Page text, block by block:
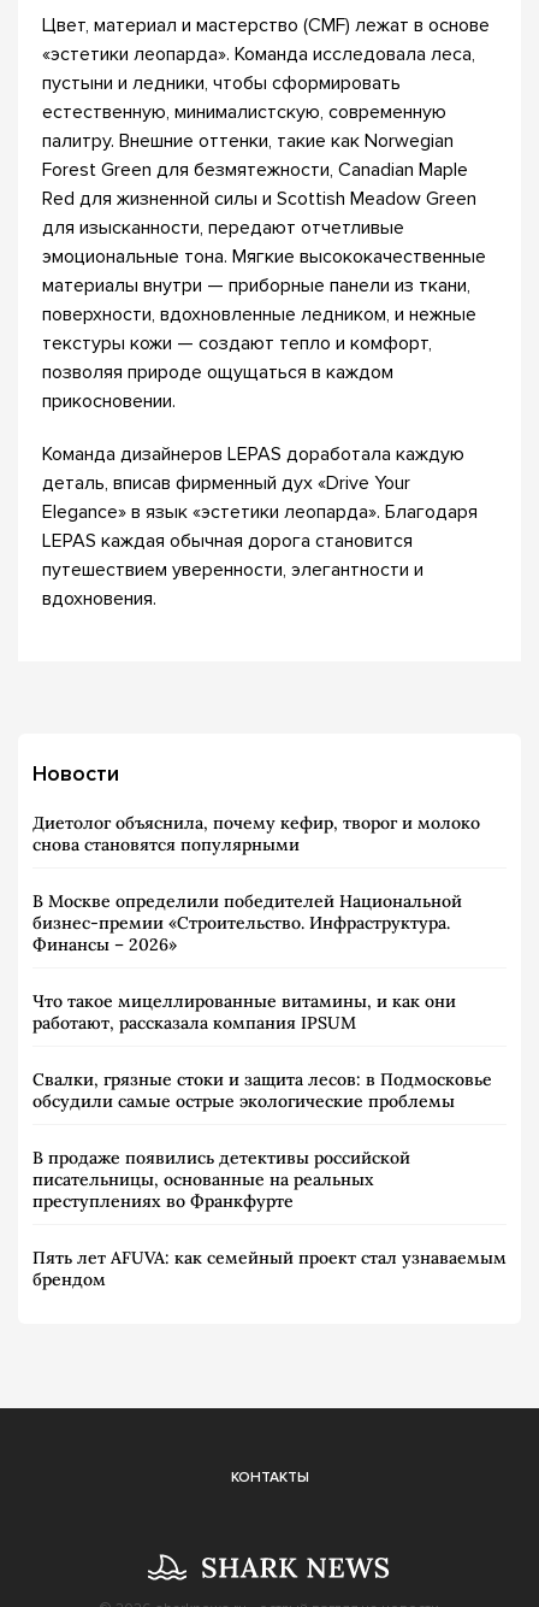
Цвет, материал и мастерство (CMF) лежат в основе
«эстетики леопарда». Команда исследовала леса,
пустыни и ледники, чтобы сформировать
естественную, минималистскую, современную
палитру. Внешние оттенки, такие как Norwegian
Forest Green для безмятежности, Canadian Maple
Red для жизненной силы и Scottish Meadow Green
для изысканности, передают отчетливые
эмоциональные тона. Мягкие высококачественные
материалы внутри — приборные панели из ткани,
поверхности, вдохновленные ледником, и нежные
текстуры кожи — создают тепло и комфорт,
позволяя природе ощущаться в каждом
прикосновении.
Команда дизайнеров LEPAS доработала каждую
деталь, вписав фирменный дух «Drive Your
Elegance» в язык «эстетики леопарда». Благодаря
LEPAS каждая обычная дорога становится
путешествием уверенности, элегантности и
вдохновения.
Новости
Диетолог объяснила, почему кефир, творог и молоко
снова становятся популярными
В Москве определили победителей Национальной
бизнес-премии «Строительство. Инфраструктура.
Финансы – 2026»
Что такое мицеллированные витамины, и как они
работают, рассказала компания IPSUM
Свалки, грязные стоки и защита лесов: в Подмосковье
обсудили самые острые экологические проблемы
В продаже появились детективы российской
писательницы, основанные на реальных
преступлениях во Франкфурте
Пять лет AFUVA: как семейный проект стал узнаваемым
брендом
КОНТАКТЫ